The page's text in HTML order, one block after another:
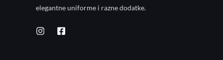
elegantne uniforme i razne dodatke.